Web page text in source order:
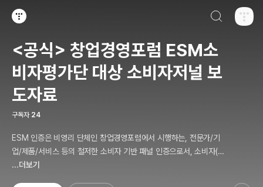
<공식> 창업경영포럼 ESM소
비자평가단 대상 소비자저널 보
도자료
구독자 24
ESM 인증은 비영리 단체인 창업경영포럼에서 시행하는, 전문가/기
업/제품/서비스 등의 철저한 소비자 기반 패널 인증으로서, 소비자(의
뢰인)에게 제공하는 패널인증 솔루션 서비스를 말합니다.
...더보기